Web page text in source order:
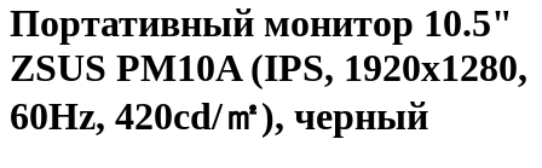
Портативный монитор 10.5"
ZSUS PM10A (IPS, 1920x1280,
60Hz, 420cd/㎡), черный